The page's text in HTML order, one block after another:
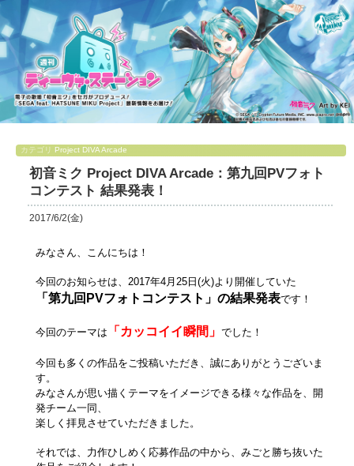
カテゴリ Project DIVA Arcade
初音ミク Project DIVA Arcade：第九回PVフォト
コンテスト 結果発表！
2017/6/2(金)
みなさん、こんにちは！
今回のお知らせは、2017年4月25日(火)より開催していた
「第九回PVフォトコンテスト」の結果発表です！
今回のテーマは 「カッコイイ瞬間」 でした！
今回も多くの作品をご投稿いただき、誠にありがとうございま
す。
みなさんが思い描くテーマをイメージできる様々な作品を、開
発チーム一同、
楽しく拝見させていただきました。
それでは、力作ひしめく応募作品の中から、みごと勝ち抜いた